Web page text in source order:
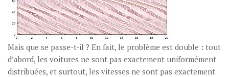
Mais que se passe-t-il ? En fait, le problème est double : tout
d’abord, les voitures ne sont pas exactement uniformément
distribuées, et surtout, les vitesses ne sont pas exactement